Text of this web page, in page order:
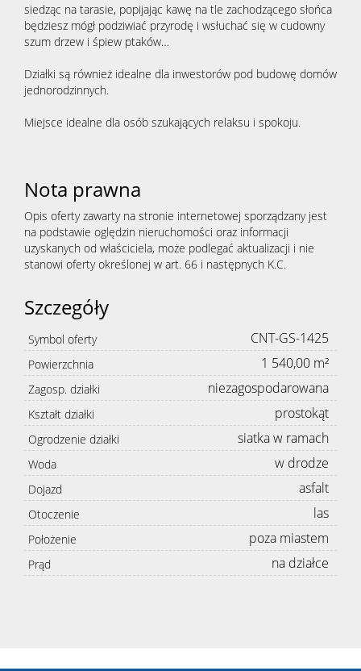
siedząc na tarasie, popijając kawę na tle zachodzącego słońca
będziesz mógł podziwiać przyrodę i wsłuchać się w cudowny
szum drzew i śpiew ptaków…
Działki są również idealne dla inwestorów pod budowę domów
jednorodzinnych.
Miejsce idealne dla osób szukających relaksu i spokoju.
Nota prawna
Opis oferty zawarty na stronie internetowej sporządzany jest
na podstawie oględzin nieruchomości oraz informacji
uzyskanych od właściciela, może podlegać aktualizacji i nie
stanowi oferty określonej w art. 66 i następnych K.C.
Szczegóły
Symbol oferty CNT-GS-1425
Powierzchnia 1 540,00 m²
Zagosp. działki niezagospodarowana
Kształt działki prostokąt
Ogrodzenie działki siatka w ramach
Woda w drodze
Dojazd asfalt
Otoczenie las
Położenie poza miastem
Prąd na działce